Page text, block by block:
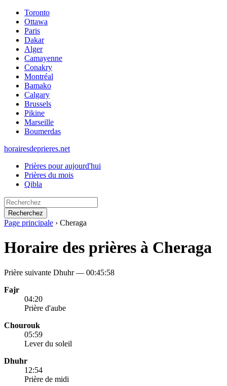
Toronto
Ottawa
Paris
Dakar
Alger
Camayenne
Conakry
Montréal
Bamako
Calgary
Brussels
Pikine
Marseille
Boumerdas
horairesdeprieres.net
Prières pour aujourd'hui
Prières du mois
Qibla
Recherchez
Page principale › Cheraga
Horaire des prières à Cheraga
Prière suivante Dhuhr — 00:45:58
Fajr
04:20
Prière d'aube
Chourouk
05:59
Lever du soleil
Dhuhr
12:54
Prière de midi